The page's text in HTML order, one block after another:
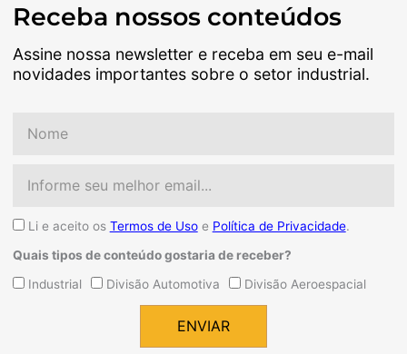
Receba nossos conteúdos
Assine nossa newsletter e receba em seu e-mail
novidades importantes sobre o setor industrial.
AceiteLi e aceito os Termos de Usoe Política de Privacidade.
Quais tipos de conteúdo gostaria de receber?
QuaisIndustrial Divisão Automotiva Divisão Aeroespacial
ENVIAR